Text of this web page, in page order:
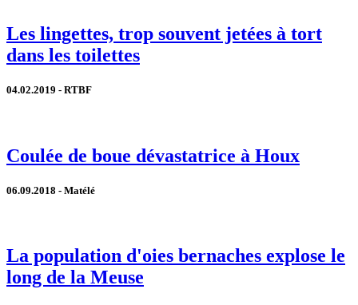
Les lingettes, trop souvent jetées à tort
dans les toilettes
04.02.2019 - RTBF
Coulée de boue dévastatrice à Houx
06.09.2018 - Matélé
La population d'oies bernaches explose le
long de la Meuse